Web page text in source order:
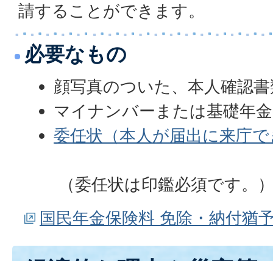
請することができます。
必要なもの
顔写真のついた、本人確認
マイナンバーまたは基礎年
委任状（本人が届出に来庁
（委任状は印鑑必須です。
国民年金保険料 免除・納付猶